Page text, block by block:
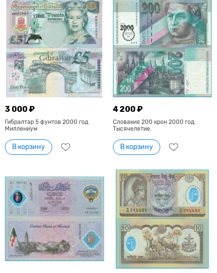
3 000 ₽
Гибралтар 5 фунтов 2000 год.
Миллениум
В корзину
4 200 ₽
Словакия 200 крон 2000 год.
Тысячелетие.
В корзину